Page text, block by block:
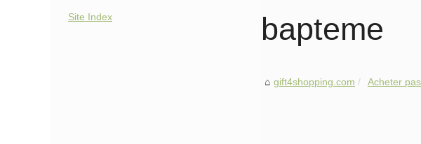
bapteme
gift4shopping.com Acheter
Site Index